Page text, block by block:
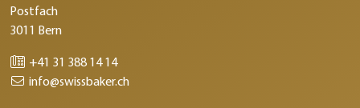
Postfach
3011 Bern
+41 31 388 14 14
info@swissbaker.ch